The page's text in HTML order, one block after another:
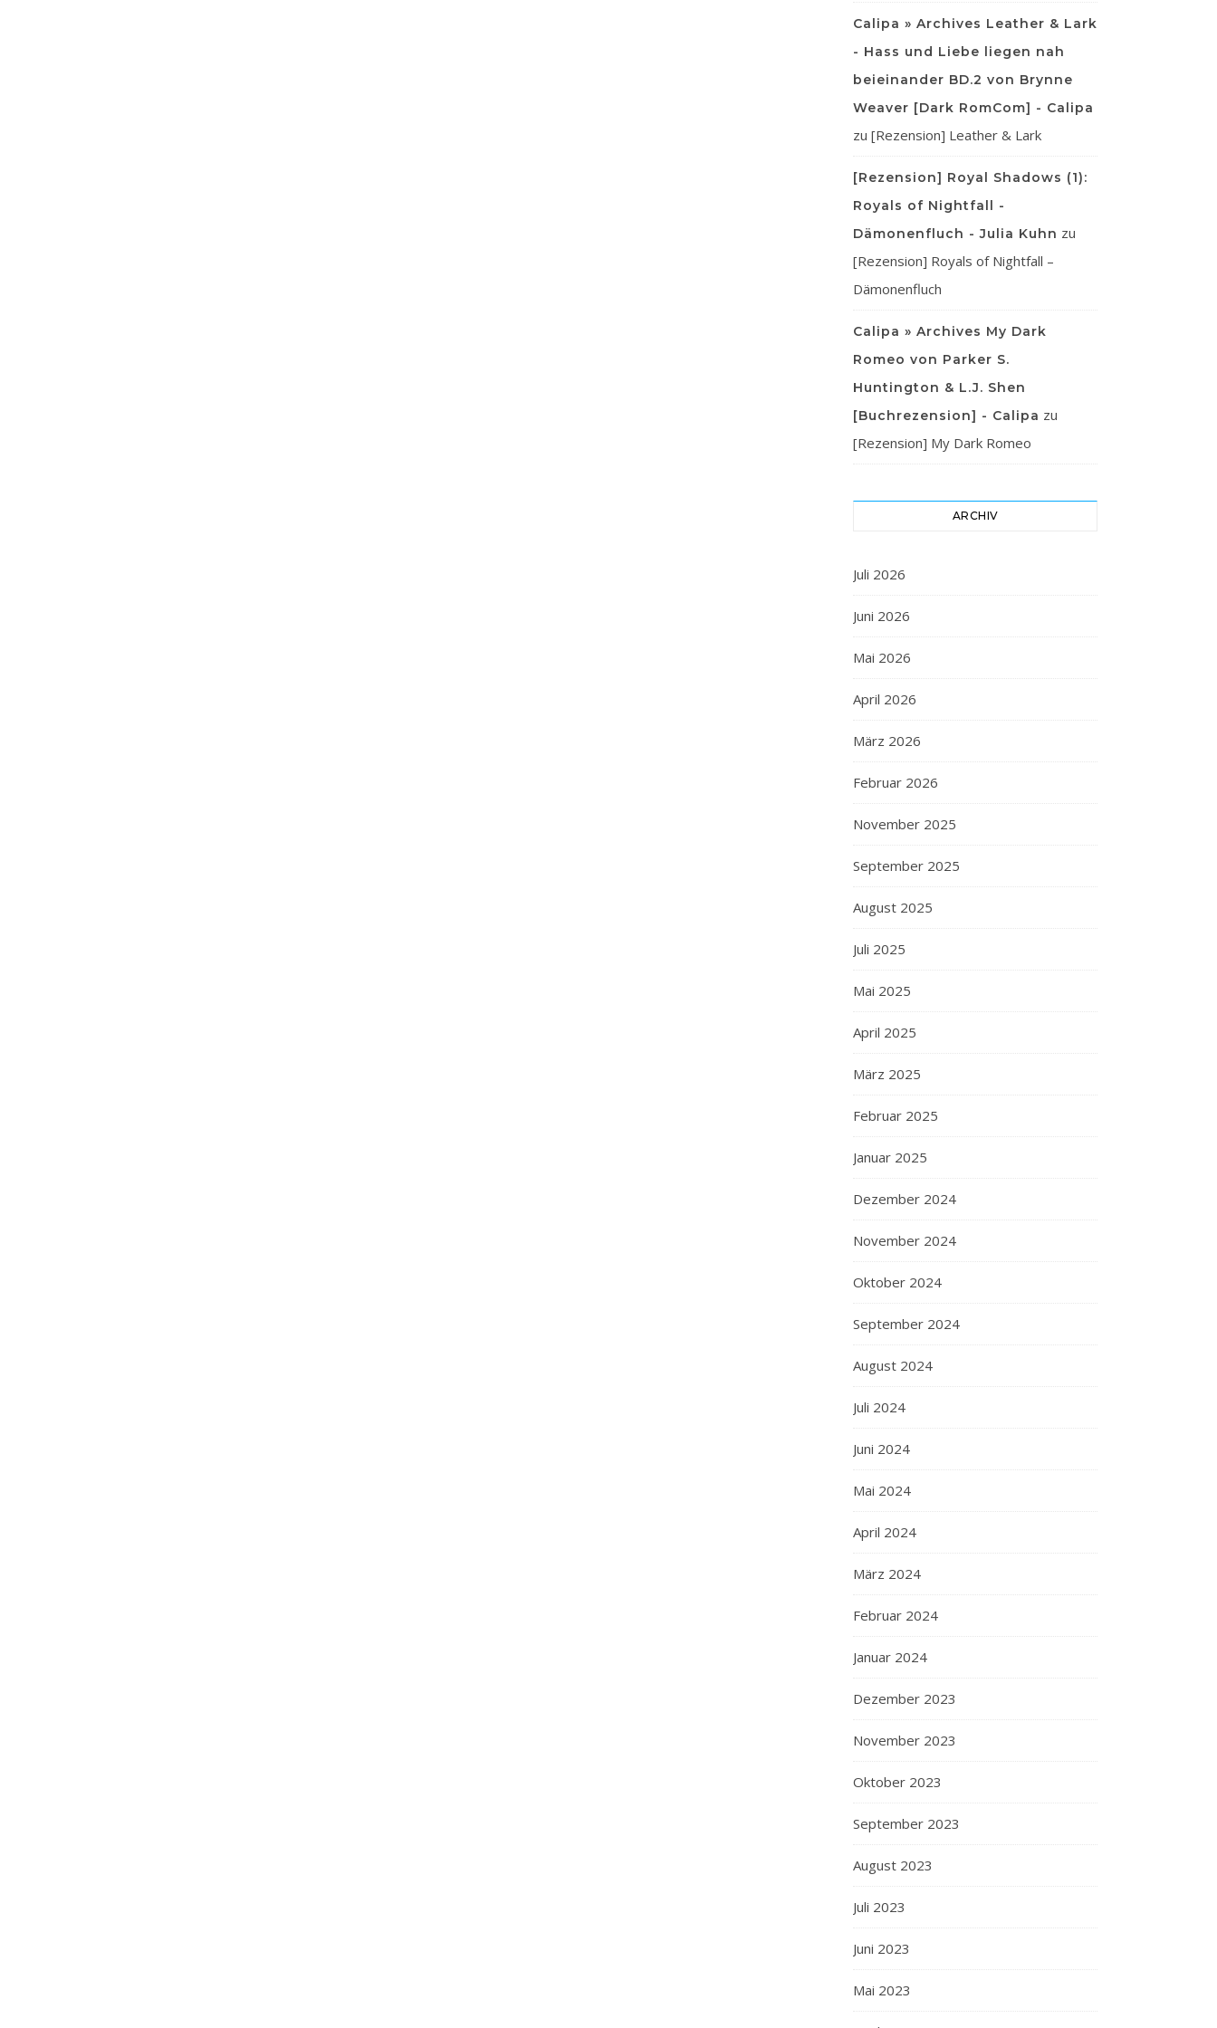
Calipa » Archives Leather & Lark
- Hass und Liebe liegen nah
beieinander BD.2 von Brynne
Weaver [Dark RomCom] - Calipa
zu [Rezension] Leather & Lark
[Rezension] Royal Shadows (1):
Royals of Nightfall -
Dämonenfluch - Julia Kuhn zu
[Rezension] Royals of Nightfall –
Dämonenfluch
Calipa » Archives My Dark
Romeo von Parker S.
Huntington & L.J. Shen
[Buchrezension] - Calipa zu
[Rezension] My Dark Romeo
ARCHIV
Juli 2026
Juni 2026
Mai 2026
April 2026
März 2026
Februar 2026
November 2025
September 2025
August 2025
Juli 2025
Mai 2025
April 2025
März 2025
Februar 2025
Januar 2025
Dezember 2024
November 2024
Oktober 2024
September 2024
August 2024
Juli 2024
Juni 2024
Mai 2024
April 2024
März 2024
Februar 2024
Januar 2024
Dezember 2023
November 2023
Oktober 2023
September 2023
August 2023
Juli 2023
Juni 2023
Mai 2023